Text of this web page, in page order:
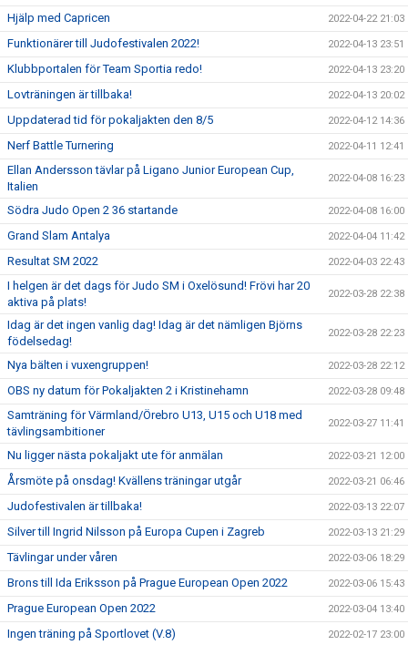
Hjälp med Capricen 2022-04-22 21:03
Funktionärer till Judofestivalen 2022! 2022-04-13 23:51
Klubbportalen för Team Sportia redo! 2022-04-13 23:20
Lovträningen är tillbaka! 2022-04-13 20:02
Uppdaterad tid för pokaljakten den 8/5 2022-04-12 14:36
Nerf Battle Turnering 2022-04-11 12:41
Ellan Andersson tävlar på Ligano Junior European Cup,
Italien
2022-04-08 16:23
Södra Judo Open 2 36 startande 2022-04-08 16:00
Grand Slam Antalya 2022-04-04 11:42
Resultat SM 2022 2022-04-03 22:43
I helgen är det dags för Judo SM i Oxelösund! Frövi har 20
aktiva på plats!
2022-03-28 22:38
Idag är det ingen vanlig dag! Idag är det nämligen Björns
födelsedag!
2022-03-28 22:23
Nya bälten i vuxengruppen! 2022-03-28 22:12
OBS ny datum för Pokaljakten 2 i Kristinehamn 2022-03-28 09:48
Samträning för Värmland/Örebro U13, U15 och U18 med
tävlingsambitioner
2022-03-27 11:41
Nu ligger nästa pokaljakt ute för anmälan 2022-03-21 12:00
Årsmöte på onsdag! Kvällens träningar utgår 2022-03-21 06:46
Judofestivalen är tillbaka! 2022-03-13 22:07
Silver till Ingrid Nilsson på Europa Cupen i Zagreb 2022-03-13 21:29
Tävlingar under våren 2022-03-06 18:29
Brons till Ida Eriksson på Prague European Open 2022 2022-03-06 15:43
Prague European Open 2022 2022-03-04 13:40
Ingen träning på Sportlovet (V.8) 2022-02-17 23:00